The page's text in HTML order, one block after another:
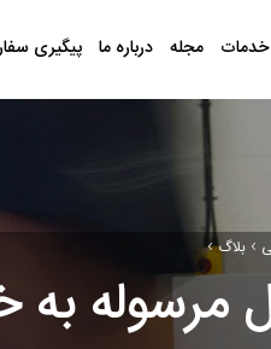
خدمات مجله درباره ما پیگیری
› بلاگ ›
به